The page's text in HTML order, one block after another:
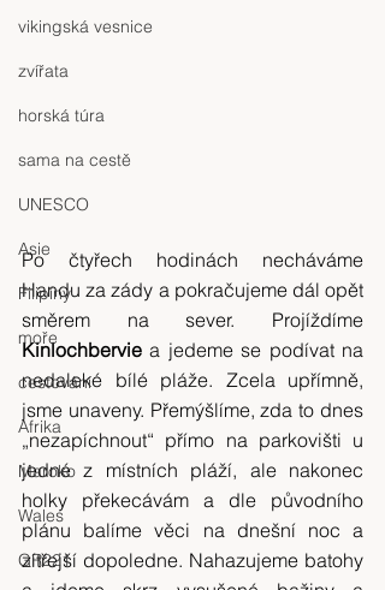
vikingská vesnice
zvířata
horská túra
sama na cestě
UNESCO
Asie
Filipíny
moře
cestování
Afrika
Maroko
Wales
GR221
Po čtyřech hodinách necháváme
Handu za zády a pokračujeme dál opět
Kinlochbervie a jedeme se podívat na
nedaleké bílé pláže. Zcela upřímně,
jsme unaveny. Přemýšlíme, zda to dnes
„nezapíchnout“ přímo na parkovišti u
jedné z místních pláží, ale nakonec
holky překecávám a dle původního
plánu balíme věci na dnešní noc a
zítřejší dopoledne. Nahazujeme batohy